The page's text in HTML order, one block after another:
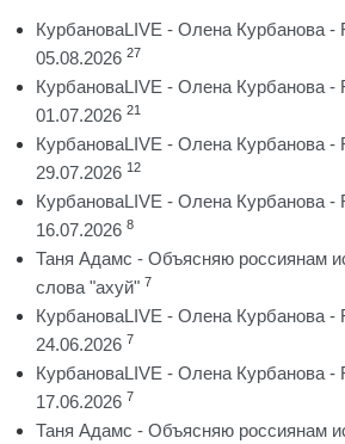
КурбановаLIVE - Олена Курбанова -
05.08.2026 27
КурбановаLIVE - Олена Курбанова -
01.07.2026 21
КурбановаLIVE - Олена Курбанова -
29.07.2026 12
КурбановаLIVE - Олена Курбанова -
16.07.2026 8
Таня Адамс - Объясняю россиянам
слова "ахуй" 7
КурбановаLIVE - Олена Курбанова -
24.06.2026 7
КурбановаLIVE - Олена Курбанова -
17.06.2026 7
Таня Адамс - Объясняю россиянам